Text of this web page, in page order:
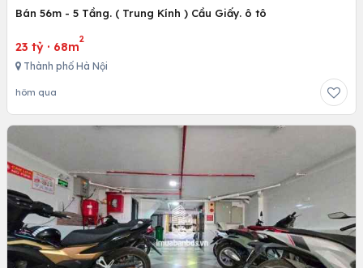
Bán 56m - 5 Tầng. ( Trung Kính ) Cầu Giấy. ô tô
23 tỷ · 68m
2
Thành phố Hà Nội
hôm qua